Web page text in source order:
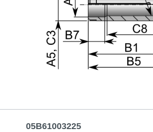
05B61003225